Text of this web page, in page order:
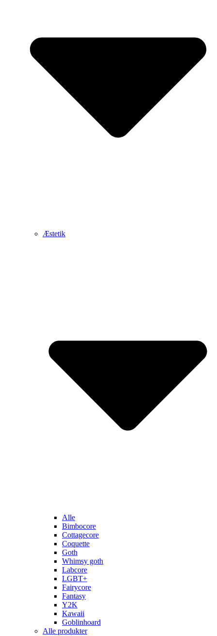
Æstetik
Alle
Bimbocore
Cottagecore
Coquette
Goth
Whimsy goth
Labcore
LGBT+
Fairycore
Fantasy
Y2K
Kawaii
Goblinhoard
Alle produkter